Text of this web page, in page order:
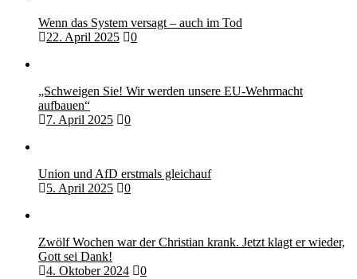
Wenn das System versagt – auch im Tod
22. April 2025
0
„Schweigen Sie! Wir werden unsere EU-Wehrmacht
aufbauen“
7. April 2025
0
Union und AfD erstmals gleichauf
5. April 2025
0
Zwölf Wochen war der Christian krank. Jetzt klagt er wieder,
Gott sei Dank!
4. Oktober 2024
0